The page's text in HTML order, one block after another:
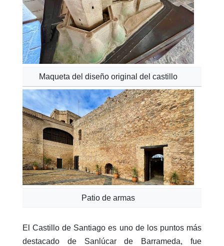
Maqueta del diseño original del castillo
Patio de armas
El Castillo de Santiago es uno de los puntos más
destacado de Sanlúcar de Barrameda, fue